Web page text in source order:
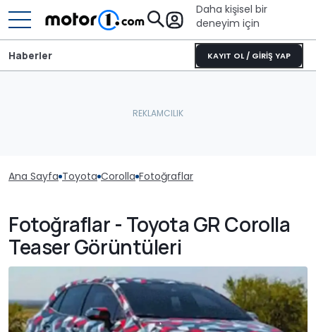
Daha kişisel bir
deneyim için
KAYIT OL / GİRİŞ YAP
Haberler
Ana Sayfa Toyota Corolla Fotoğraflar
Fotoğraflar - Toyota GR Corolla
Teaser Görüntüleri